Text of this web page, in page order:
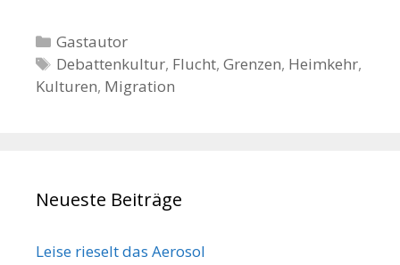
K
a
t
i
Gastautor
S
c
w
Debattenkultur, Flucht,Grenzen, Heimkehr,
Kulturen, Migration
Neueste Beiträge
Leise rieselt das Aerosol